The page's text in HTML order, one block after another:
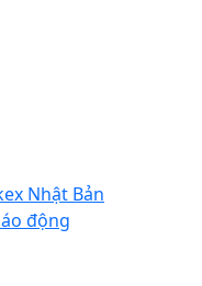
Nhật Bản
động